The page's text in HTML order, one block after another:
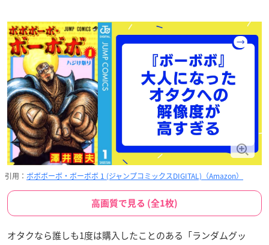
引用： ボボボーボ・ボーボボ 1 (ジャンプコミックスDIGITAL)（Amazon）
高画質で見る (全1枚)
オタクなら誰しも1度は購入したことのある「ランダムグッ